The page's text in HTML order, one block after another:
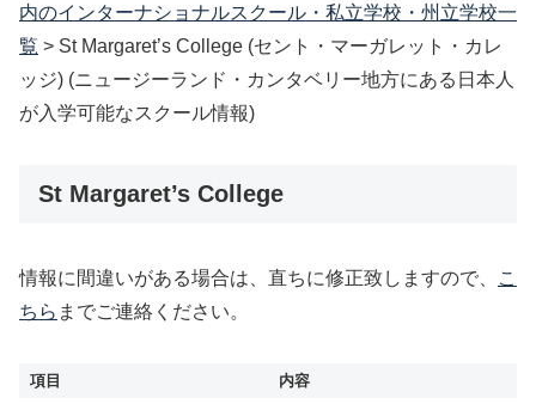
内のインターナショナルスクール・私立学校・州立学校一
覧 > St Margaret’s College (セント・マーガレット・カレ
ッジ) (ニュージーランド・カンタベリー地方にある日本人
が入学可能なスクール情報)
St Margaret’s College
情報に間違いがある場合は、直ちに修正致しますので、
こ
ちら までご連絡ください。
項目
内容